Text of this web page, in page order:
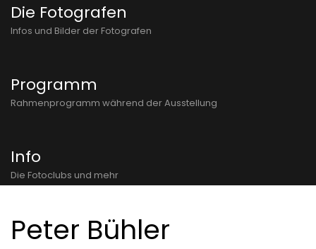
Die Fotografen
Infos und Bilder der Fotografen
Programm
Rahmenprogramm während der Ausstellung
Info
Die Fotoclubs und mehr
Peter Bühler